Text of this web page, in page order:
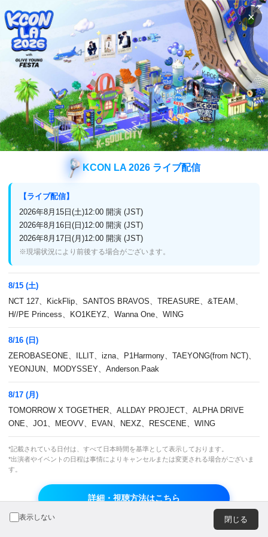
検索 視聴方法
検索 R.Teeの検索結果
R.Tee 検索結果
企業情報
プライバシーポリシー
JASRAC 許諾番号
9013278002Y45037
X000470B01L
© CJ ENM Japan Inc. All Rights Reserved.
よりよいエクスペリエンスを提供するため、当ウェブサイト
Cookie の使用を承諾したものとみなされます。詳細につい
てはプライバシーポリシーをご覧ください。
OK
×
KCON LA 2026 ライブ配信
【ライブ配信】
2026年8月15日(土)12:00 開演 (JST)
2026年8月16日(日)12:00 開演 (JST)
2026年8月17日(月)12:00 開演 (JST)
※現場状況により前後する場合がございます。
8/15 (土)
NCT 127、KickFlip、SANTOS BRAVOS、TREASURE、&TEAM、
H//PE Princess、KO1KEYZ、Wanna One、WING
8/16 (日)
ZEROBASEONE、ILLIT、izna、P1Harmony、TAEYONG(from NCT)、
YEONJUN、MODYSSEY、Anderson.Paak
8/17 (月)
TOMORROW X TOGETHER、ALLDAY PROJECT、ALPHA DRIVE
ONE、JO1、MEOVV、EVAN、NEXZ、RESCENE、WING
*記載されている日付は、すべて日本時間を基準として表示しております。
*出演者やイベントの日程は事情によりキャンセルまたは変更される場合がございま
す。
詳細・視聴方法はこちら
表示しない 閉じる